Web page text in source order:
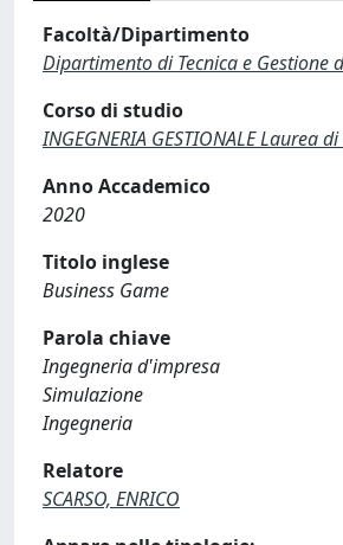
Facoltà/Dipartimento
Dipartimento di Tecnica e Gestione
Corso di studio
INGEGNERIA GESTIONALE Laurea
Anno Accademico
2020
Titolo inglese
Business Game
Parola chiave
Ingegneria d'impresa
Simulazione
Ingegneria
Relatore
SCARSO, ENRICO